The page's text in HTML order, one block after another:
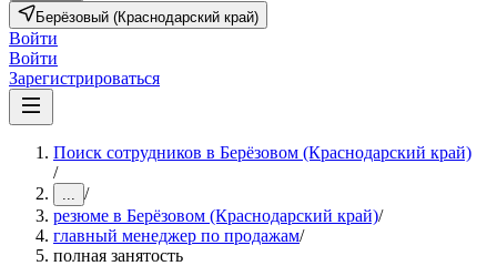
Берёзовый (Краснодарский край)
Войти
Войти
Зарегистрироваться
Поиск сотрудников в Берёзовом (Краснодарский край)
/
... /
резюме в Берёзовом (Краснодарский край)/
главный менеджер по продажам/
полная занятость